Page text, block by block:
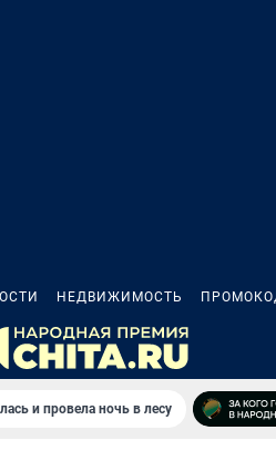
НЕДВИЖИМОСТЬ
и провела ночь в лесу